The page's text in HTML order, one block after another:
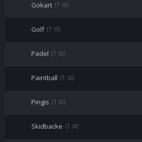
Gokart (1 st)
Golf (1 st)
Padel (1 st)
Paintball (1 st)
Pingis (1 st)
Skidbacke (1 st)